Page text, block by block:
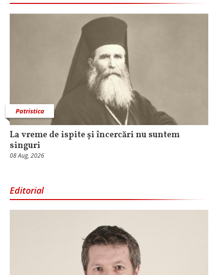
Patristica
La vreme de ispite și încercări nu suntem
singuri
08 Aug, 2026
Editorial